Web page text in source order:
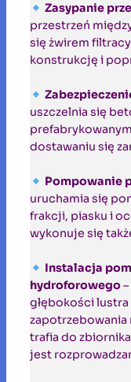
Zasypanie
przestrzeń
się żwirem
konstrukcję i
uszczelnia się
dostawaniu się
Pompowanie
uruchamia się
frakcji, piasku i
wykonuje się
Instalacja
hydroforowego
głębokości
zapotrzebowania
trafia do
jest